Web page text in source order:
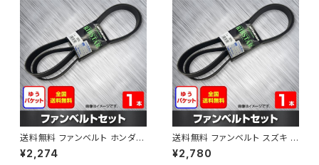
送料無料 ファンベルト ホンダ フ
ィット 型式GE6 H19.10～H25.
09 （国内トップメーカー） 1本 H
¥2,274
送料無料 ファンベルト スズキ ス
ペーシア 型式MK32S H25.03
～H30.02 （国内トップメーカ
¥2,780